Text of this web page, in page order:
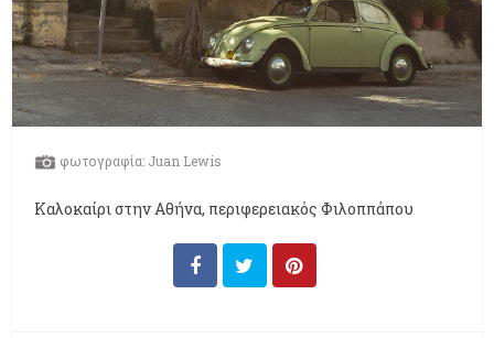
φωτογραφία: Juan Lewis
Kαλοκαίρι στην Αθήνα, περιφερειακός Φιλοππάπου